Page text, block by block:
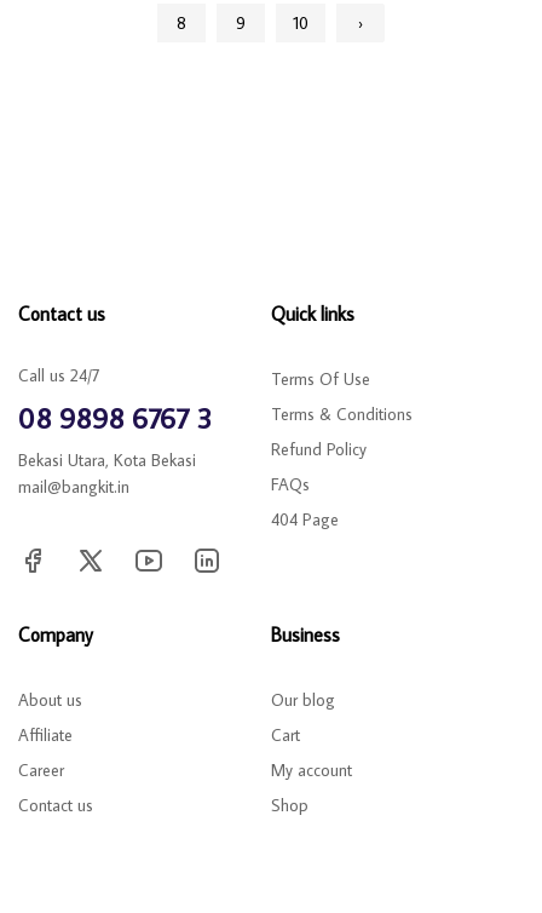
8 9 10 ›
Contact us
Call us 24/7
08 9898 6767 3
Bekasi Utara, Kota Bekasi
mail@bangkit.in
Quick links
Terms Of Use
Terms & Conditions
Refund Policy
FAQs
404 Page
Company
About us
Affiliate
Career
Contact us
Business
Our blog
Cart
My account
Shop